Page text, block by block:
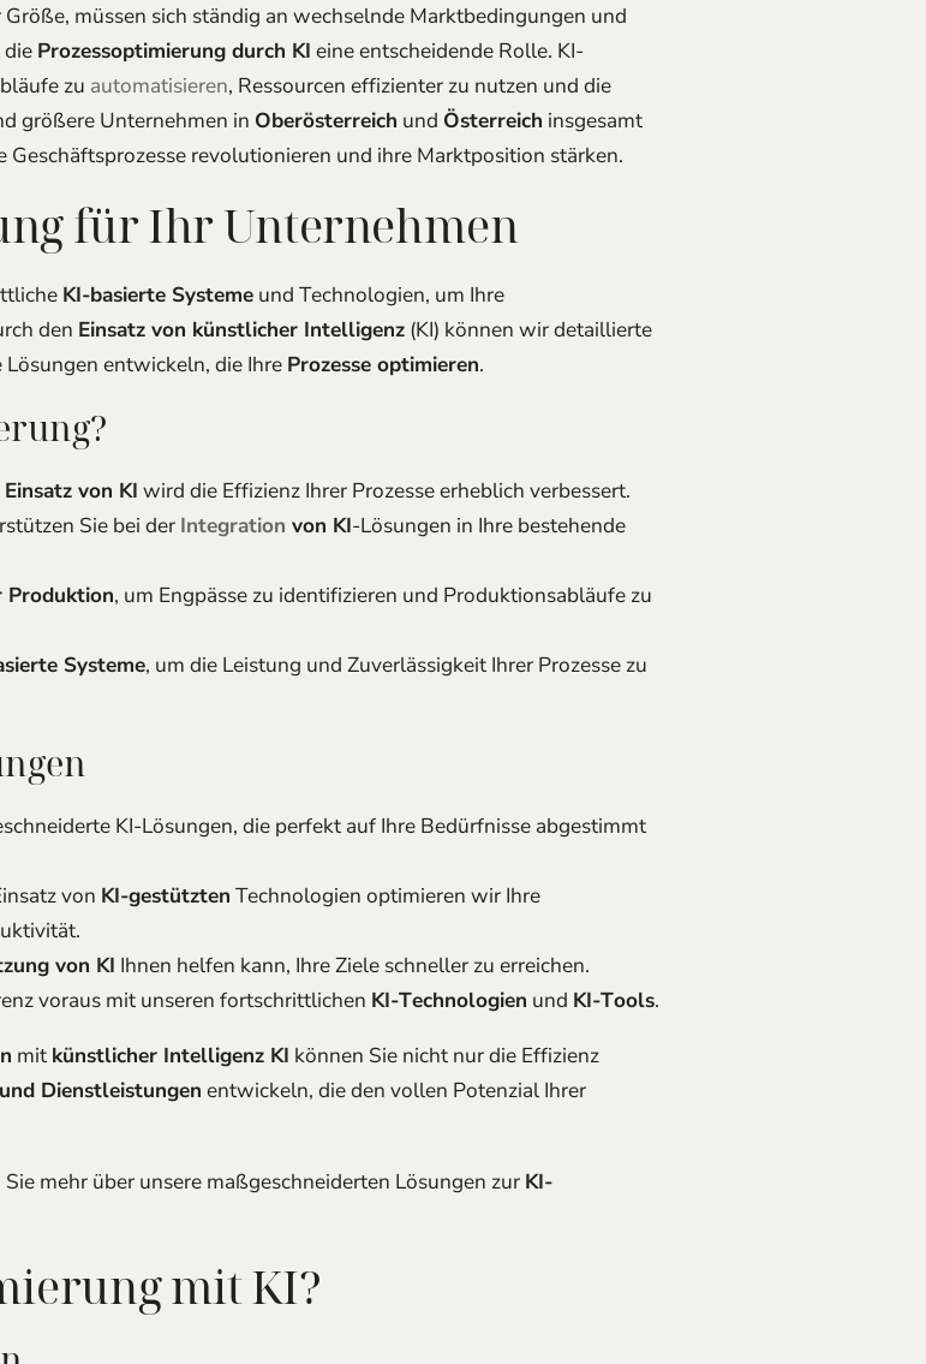
müssen sich ständig an wechselnde Marktbedingungen und
Prozessoptimierung durch KI eine entscheidende Rolle. KI-
zu automatisieren, Ressourcen effizienter zu nutzen und die
größere Unternehmen in Oberösterreich und Österreich insgesamt
Geschäftsprozesse revolutionieren und ihre Marktposition stärken.
für Ihr Unternehmen
KI-basierte Systeme und Technologien, um Ihre
den Einsatz von künstlicher Intelligenz (KI) können wir detaillierte
entwickeln, die Ihre Prozesse optimieren.
Einsatz von KI wird die Effizienz Ihrer Prozesse erheblich verbessert.
Sie bei der Integration von KI-Lösungen in Ihre bestehende
Produktion, um Engpässe zu identifizieren und Produktionsabläufe zu
Systeme, um die Leistung und Zuverlässigkeit Ihrer Prozesse zu
KI-Lösungen, die perfekt auf Ihre Bedürfnisse abgestimmt
von KI-gestützten Technologien optimieren wir Ihre
von KI Ihnen helfen kann, Ihre Ziele schneller zu erreichen.
voraus mit unseren fortschrittlichen KI-Technologien und KI-Tools.
mit künstlicher Intelligenz KI können Sie nicht nur die Effizienz
Dienstleistungen entwickeln, die den vollen Potenzial Ihrer
mehr über unsere maßgeschneiderten Lösungen zur KI-
mit KI?